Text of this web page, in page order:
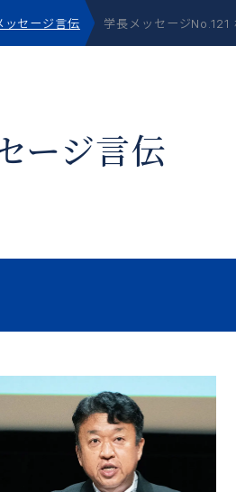
ッセージ言伝 学長メッセージNo.121
ージ⾔伝